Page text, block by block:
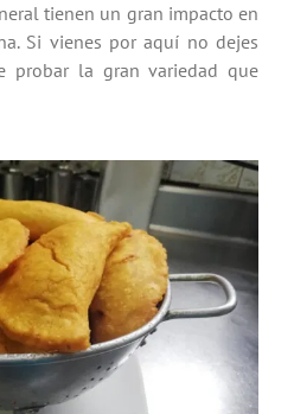
tienen un gran impacto en
Si vienes por aquí no dejes
probar la gran variedad que